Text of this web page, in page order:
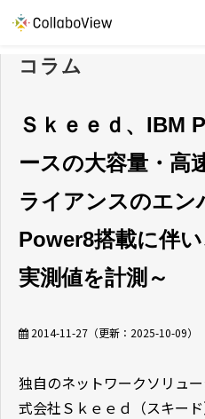
TOP
ソリューション
事例
イベント
ファイル転送 （FAQ）
コラム
Ｓｋｅｅｄ、IBM
ースの大容量・高
ライアンスのエン
Power8搭載に伴
実測値を計測～
2014-11-27 （更新： 2025-10-09）
独自のネットワークソリュ
式会社Ｓｋｅｅｄ（スキー